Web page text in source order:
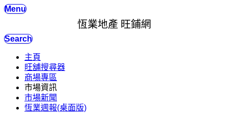
Menu
恆業地產 旺鋪網
Search
主頁
旺舖搜尋器
商場專區
市場資訊
市場新聞
恆業週報(桌面版)